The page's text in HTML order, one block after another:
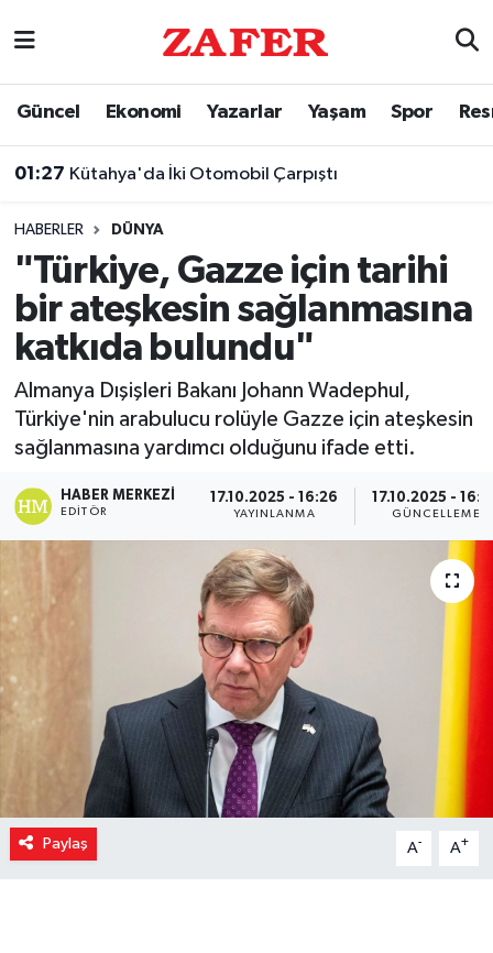
Güncel Ekonomi Yazarlar Yaşam Spor
01:27 Kütahya'da İki Otomobil Çarpıştı
HABERLER DÜNYA
"Türkiye, Gazze için tarihi
bir ateşkesin sağlanmasına
katkıda bulundu"
Almanya Dışişleri Bakanı Johann Wadephul,
Türkiye'nin arabulucu rolüyle Gazze için ateşkesin
sağlanmasına yardımcı olduğunu ifade etti.
HABER MERKEZI
EDITÖR
17.10.2025 - 16:26
YAYINLANMA
17.10.2025 -
GÜNCELLEME
Paylaş A- A+
Nöbetçi Eczaneler
Trafik Durumu
Süper Lig Puan Durumu ve Fikstür
Tüm Manşetler
Son Dakika Haberleri